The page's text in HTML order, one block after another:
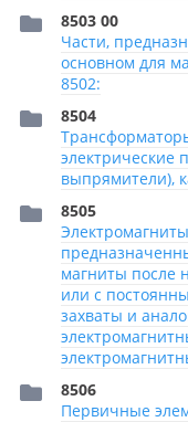
8503 00
Части,
основном для
8502:
8504
электрические
выпрямители),
8505
магниты после
или с
захваты и
8506
Первичные